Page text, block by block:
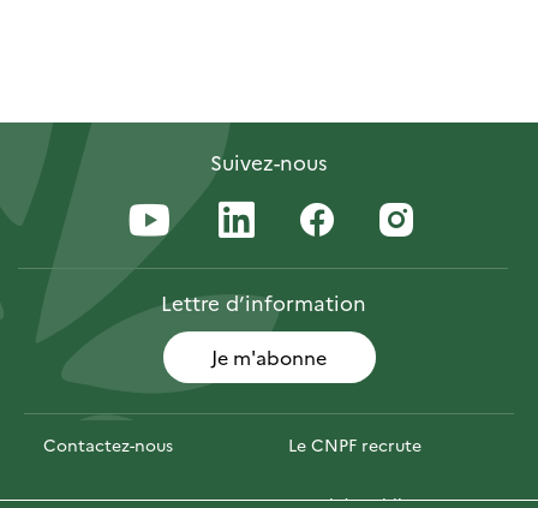
Suivez-nous
Lettred’information
Je m'abonne
Contactez-nous Le CNPF recrute